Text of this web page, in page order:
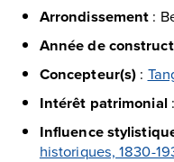
Arrondissement :
Année de
Concepteur(s) :
Intérêt patrimonial:
Influence
historiques, 1830-